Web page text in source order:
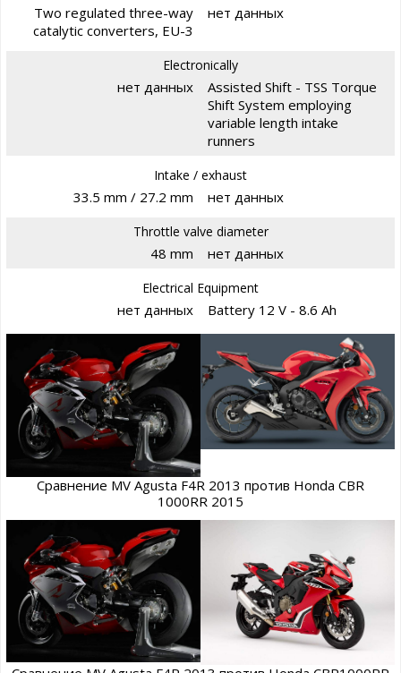
Two regulated three-way
catalytic converters, EU-3
нет данных
Electronically
нет данных
Assisted Shift - TSS Torque
Shift System employing
variable length intake
runners
Intake / exhaust
33.5 mm / 27.2 mm нет данных
Throttle valve diameter
48 mm нет данных
Electrical Equipment
нет данных Battery 12 V - 8.6 Ah
Сравнение MV Agusta F4R 2013 против Honda CBR
1000RR 2015